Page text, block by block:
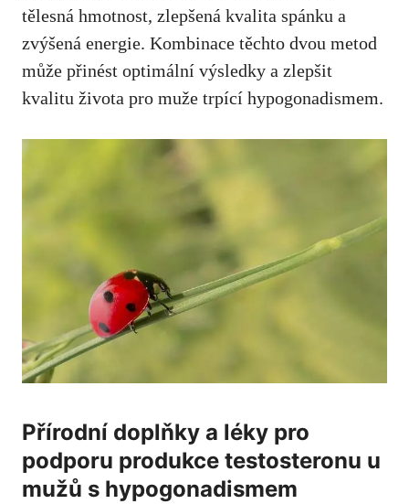
tělesná hmotnost, zlepšená kvalita spánku a
zvýšená energie. Kombinace těchto dvou metod
může přinést optimální výsledky a zlepšit
kvalitu života pro muže trpící hypogonadismem.
Přírodní doplňky a léky pro
podporu produkce testosteronu u
mužů s hypogonadismem